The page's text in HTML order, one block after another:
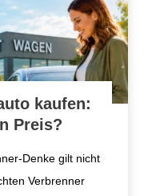
kaufen:
Preis?
Denke gilt nicht
Verbrenner